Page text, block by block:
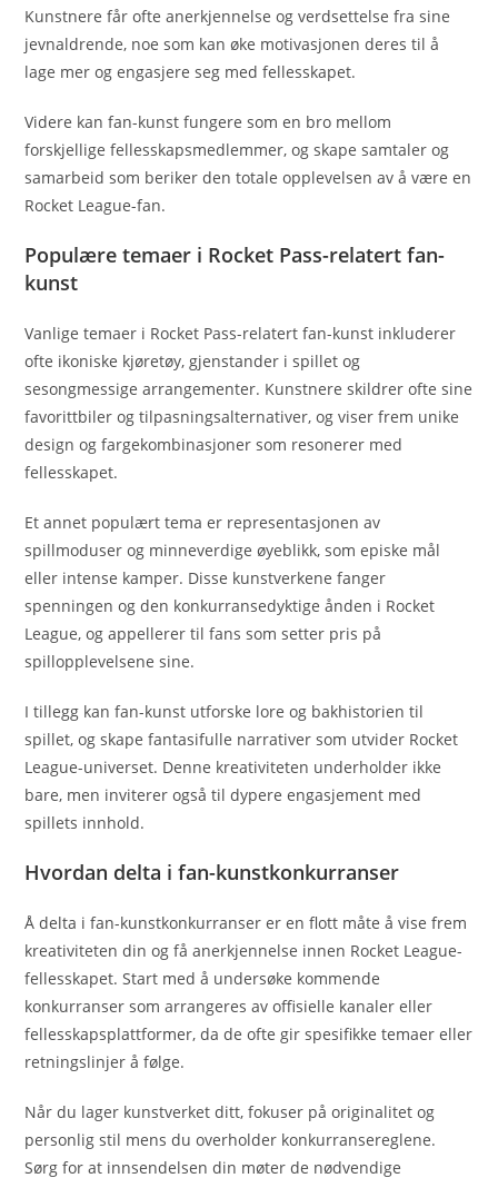
Kunstnere får ofte anerkjennelse og verdsettelse fra sine
jevnaldrende, noe som kan øke motivasjonen deres til å
lage mer og engasjere seg med fellesskapet.
Videre kan fan-kunst fungere som en bro mellom
forskjellige fellesskapsmedlemmer, og skape samtaler og
samarbeid som beriker den totale opplevelsen av å være en
Rocket League-fan.
Populære temaer i Rocket Pass-relatert fan-
kunst
Vanlige temaer i Rocket Pass-relatert fan-kunst inkluderer
ofte ikoniske kjøretøy, gjenstander i spillet og
sesongmessige arrangementer. Kunstnere skildrer ofte sine
favorittbiler og tilpasningsalternativer, og viser frem unike
design og fargekombinasjoner som resonerer med
fellesskapet.
Et annet populært tema er representasjonen av
spillmoduser og minneverdige øyeblikk, som episke mål
eller intense kamper. Disse kunstverkene fanger
spenningen og den konkurransedyktige ånden i Rocket
League, og appellerer til fans som setter pris på
spillopplevelsene sine.
I tillegg kan fan-kunst utforske lore og bakhistorien til
spillet, og skape fantasifulle narrativer som utvider Rocket
League-universet. Denne kreativiteten underholder ikke
bare, men inviterer også til dypere engasjement med
spillets innhold.
Hvordan delta i fan-kunstkonkurranser
Å delta i fan-kunstkonkurranser er en flott måte å vise frem
kreativiteten din og få anerkjennelse innen Rocket League-
fellesskapet. Start med å undersøke kommende
konkurranser som arrangeres av offisielle kanaler eller
fellesskapsplattformer, da de ofte gir spesifikke temaer eller
retningslinjer å følge.
Når du lager kunstverket ditt, fokuser på originalitet og
personlig stil mens du overholder konkurransereglene.
Sørg for at innsendelsen din møter de nødvendige